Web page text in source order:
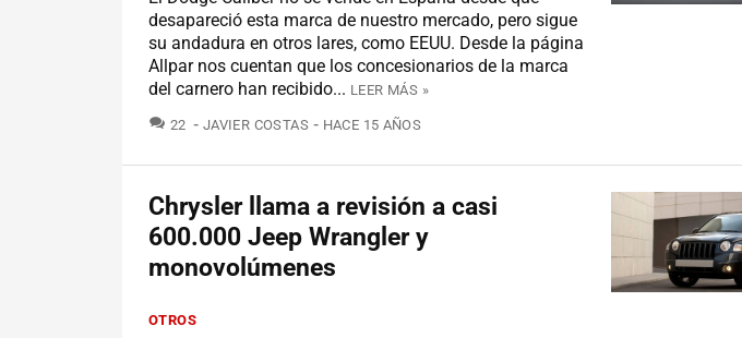
desapareció esta marca de nuestro mercado, pero sigue
su andadura en otros lares, como EEUU. Desde la página
Allpar nos cuentan que los concesionarios de la marca
del carnero han recibido... LEER MÁS »
22 COMENTARIOS
JAVIER COSTAS HACE 15 AÑOS
Chrysler llama a revisión a casi
600.000 Jeep Wrangler y
monovolúmenes
OTROS